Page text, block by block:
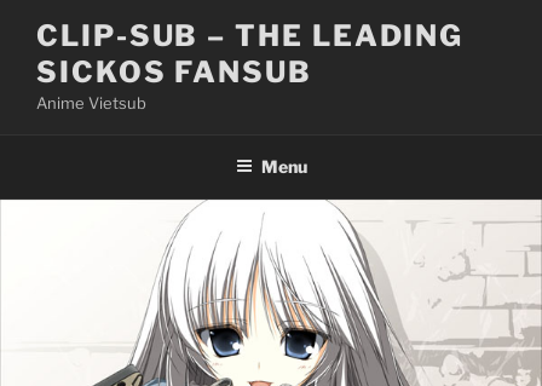
content
CLIP-SUB – THE LEADING
SICKOS FANSUB
Anime Vietsub
Menu